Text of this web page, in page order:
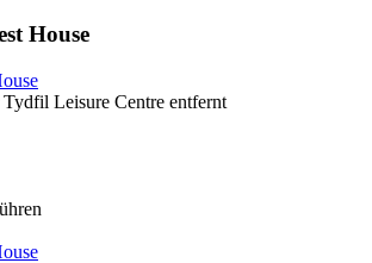
House
Leisure Centre entfernt